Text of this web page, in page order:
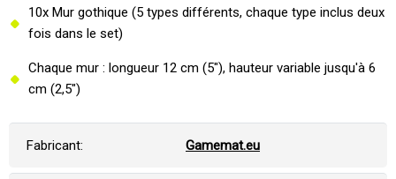
10x Mur gothique (5 types différents, chaque type inclus deux
fois dans le set)
Chaque mur : longueur 12 cm (5"), hauteur variable jusqu'à 6
cm (2,5")
Fabricant: Gamemat.eu